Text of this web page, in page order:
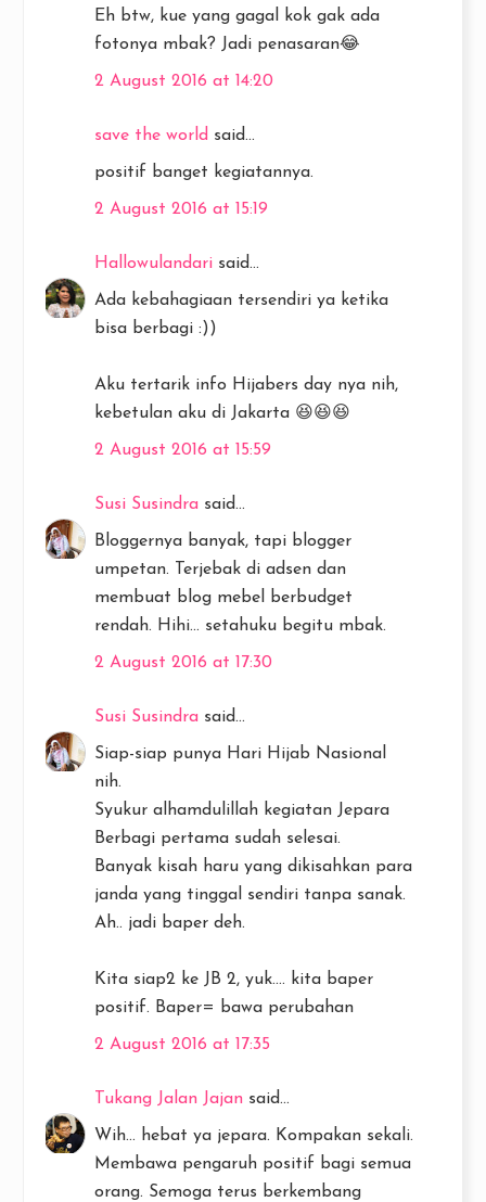
Eh btw, kue yang gagal kok gak ada
fotonya mbak? Jadi penasaran😂
2 August 2016 at 14:20
save the world said...
positif banget kegiatannya.
2 August 2016 at 15:19
Hallowulandari said...
Ada kebahagiaan tersendiri ya ketika
bisa berbagi :))
Aku tertarik info Hijabers day nya nih,
kebetulan aku di Jakarta 😆😆😆
2 August 2016 at 15:59
Susi Susindra said...
Bloggernya banyak, tapi blogger
umpetan. Terjebak di adsen dan
membuat blog mebel berbudget
rendah. Hihi... setahuku begitu mbak.
2 August 2016 at 17:30
Susi Susindra said...
Siap-siap punya Hari Hijab Nasional
nih.
Syukur alhamdulillah kegiatan Jepara
Berbagi pertama sudah selesai.
Banyak kisah haru yang dikisahkan para
janda yang tinggal sendiri tanpa sanak.
Ah.. jadi baper deh.
Kita siap2 ke JB 2, yuk.... kita baper
positif. Baper= bawa perubahan
2 August 2016 at 17:35
Tukang Jalan Jajan said...
Wih... hebat ya jepara. Kompakan sekali.
Membawa pengaruh positif bagi semua
orang. Semoga terus berkembang